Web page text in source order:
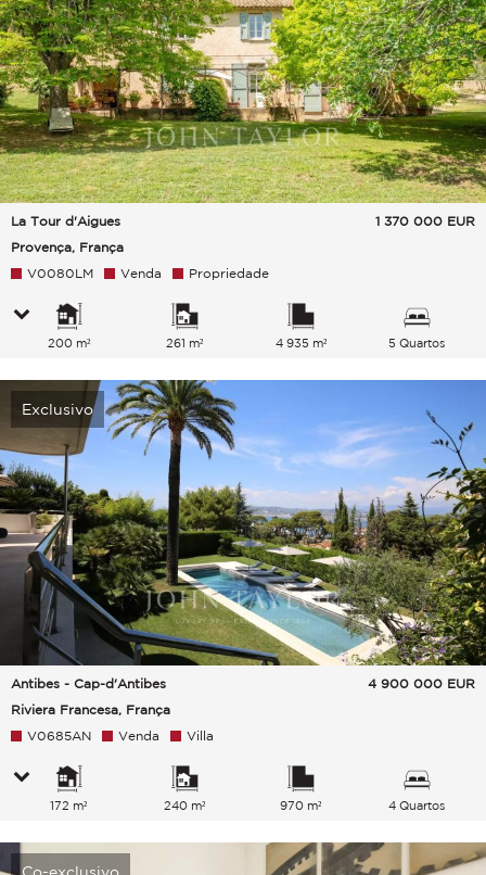
La Tour d'Aigues
Provença, França
1 370 000 EUR
V0080LM Venda Propriedade
200 m² 261 m² 4 935 m² 5 Quartos
Exclusivo
Antibes - Cap-d'Antibes
Riviera Francesa, França
4 900 000 EUR
V0685AN Venda Villa
172 m² 240 m² 970 m² 4 Quartos